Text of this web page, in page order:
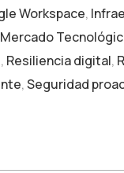
Workspace,
Mercado
, Resiliencia digital,
,Seguridad